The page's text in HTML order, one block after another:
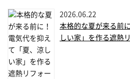
2026.06.22
本格的な夏が来る前
しい家」を作る遮熱